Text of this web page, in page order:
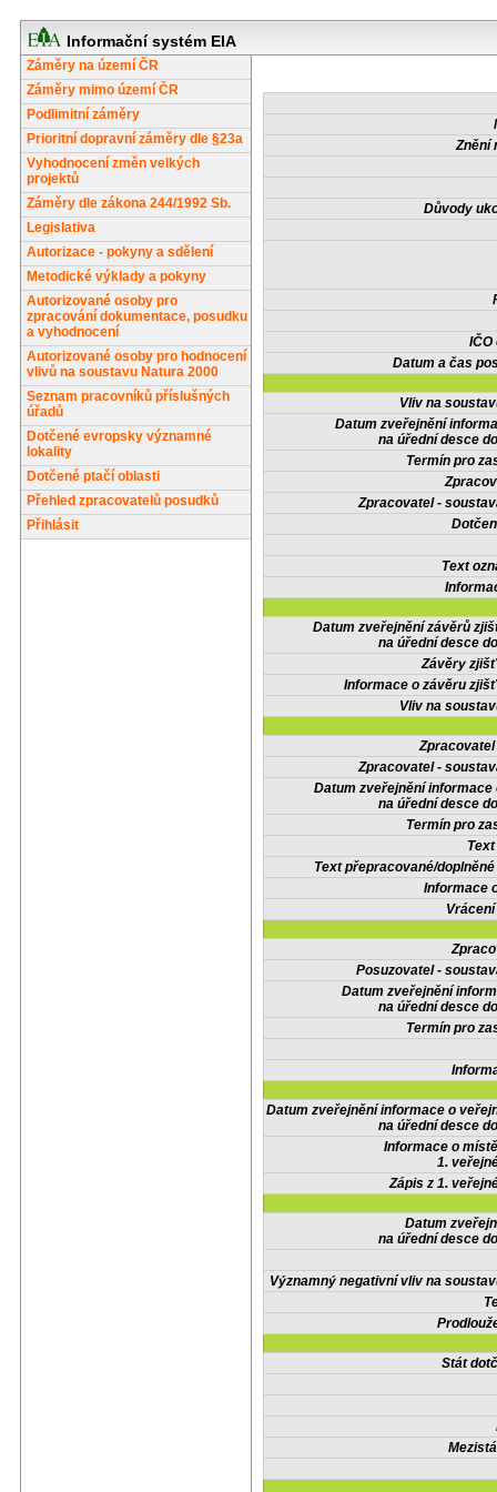
Informační systém EIA
Záměry na území ČR
Záměry mimo území ČR
Podlimitní záměry
Prioritní dopravní záměry dle §23a
Vyhodnocení změn velkých
projektů
Záměry dle zákona 244/1992 Sb.
Legislativa
Autorizace - pokyny a sdělení
Metodické výklady a pokyny
Autorizované osoby pro
zpracování dokumentace, posudku
a vyhodnocení
Autorizované osoby pro hodnocení
vlivů na soustavu Natura 2000
Seznam pracovníků příslušných
úřadů
Dotčené evropsky významné
lokality
Dotčené ptačí oblasti
Přehled zpracovatelů posudků
Přihlásit
Znění
Důvody
IČO
Datum a čas
Vliv na
Datum zveřejnění
na úřední desce
Termín pro
Zpracovatel -
Text
Datum zveřejnění závěrů
na úřední desce
Závěry
Informace o závěru
Vliv na
Zpracovatel -
Datum zveřejnění informace
na úřední desce
Termín pro
Text přepracované/
Informace
Posuzovatel -
Datum zveřejnění
na úřední desce
Termín pro
Datum zveřejnění informace o
na úřední desce
Informace o
1.
Zápis z 1.
Datum
na úřední desce
Významný negativní vliv na
Stát